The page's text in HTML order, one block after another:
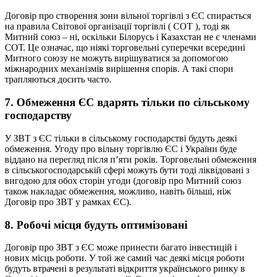
Договір про створення зони вільної торгівлі з ЄС спирається
на правила Світової організації торгівлі ( СОТ ), тоді як
Митний союз – ні, оскільки Білорусь і Казахстан не є членами
СОТ. Це означає, що ніякі торговельні суперечки всередині
Митного союзу не можуть вирішуватися за допомогою
міжнародних механізмів вирішення спорів. А такі спори
трапляються досить часто.
7. Обмеження ЄС вдарять тільки по сільському
господарству
У ЗВТ з ЄС тільки в сільському господарстві будуть деякі
обмеження. Угоду про вільну торгівлю ЄС і України буде
віддано на перегляд після п’яти років. Торговельні обмеження
в сільськогосподарській сфері можуть бути тоді ліквідовані з
вигодою для обох сторін угоди (договір про Митний союз
також накладає обмеження, можливо, навіть більші, ніж
Договір про ЗВТ у рамках ЄС).
8. Робочі місця будуть оптимізовані
Договір про ЗВТ з ЄС може принести багато інвестицій і
нових місць роботи. У той же самий час деякі місця роботи
будуть втрачені в результаті відкриття українського ринку в